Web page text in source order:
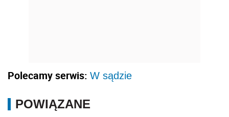
Polecamy serwis: W sądzie
POWIĄZANE